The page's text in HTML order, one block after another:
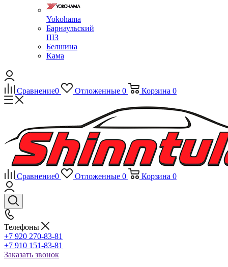
Yokohama
Барнаульский
ШЗ
Белшина
Кама
Сравнение0 Отложенные 0 Корзина 0
Сравнение0 Отложенные 0 Корзина 0
Телефоны
+7 920 270-83-81
+7 910 151-83-81
Заказать звонок